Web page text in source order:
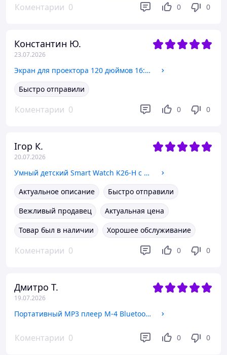
Коментарии 0 0 0
Константин Ю.
23.07.2026
Экран для проектора 120 дюймов 16:9 портативный настенный Full HD 4K, тканевый складной
Быстро отправили
Коментарии 0 0 0
Ігор К.
20.07.2026
Умный детский Smart Watch K26-H с GPS со сменным корпусом и 4G видеозвонком Pink
Актуальное описание
Быстро отправили
Вежливый продавец
Актуальная цена
Товар был в наличии
Хорошее обслуживание
Коментарии 0 0 0
Дмитро Т.
19.07.2026
Портативный MP3 плеер M-4 Bluetooth Hi-Fi 32Gb с полным сенсорным экраном и FM радио TXTE-книги чтения
Коментарии 0 0 0